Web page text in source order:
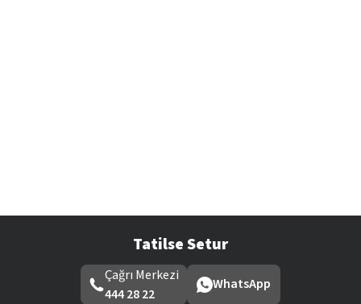
Tatilse Setur
Çağrı Merkezi
444 28 22
WhatsApp